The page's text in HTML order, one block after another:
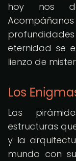
hoy nos
eternidad se
lienzo de
Los
Las
estructuras
y la
mundo con